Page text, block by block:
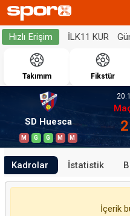
Hızlı Erişim İLK11 KUR
Takımım Fikstür
SD Huesca
M G G M M
Kadrolar İstatistik
İçerik